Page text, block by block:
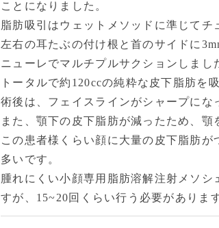
ことになりました。
脂肪吸引はウェットメソッドに準じてチ
左右の耳たぶの付け根と首のサイドに
ニューレでマルチプルサクションしまし
トータルで約120ccの純粋な皮下脂肪を
術後は、フェイスラインがシャープにな
また、顎下の皮下脂肪が減ったため、顎
この患者様くらい顔に大量の皮下脂肪
多いです。
腫れにくい小顔専用脂肪溶解注射メソ
すが、15~20回くらい行う必要があります